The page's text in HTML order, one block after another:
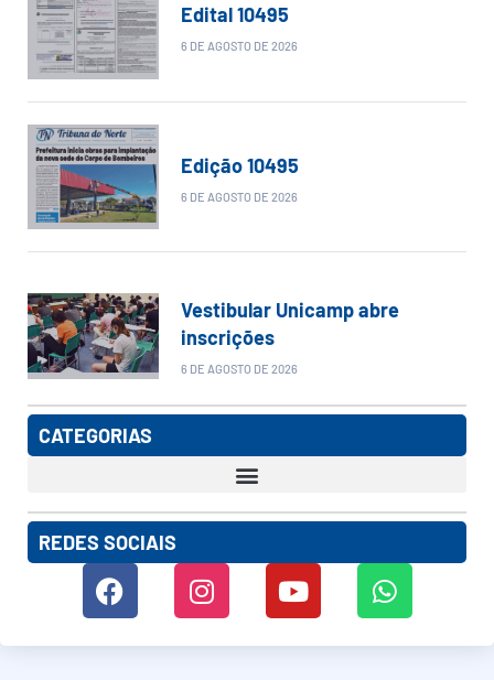
Edital 10495
6 DE AGOSTO DE 2026
Edição 10495
6 DE AGOSTO DE 2026
Vestibular Unicamp abre
inscrições
6 DE AGOSTO DE 2026
CATEGORIAS
REDES SOCIAIS